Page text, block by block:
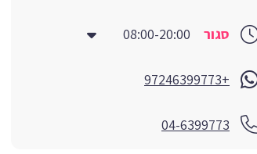
סגור 08:00-20:00
+97246399773
04-6399773